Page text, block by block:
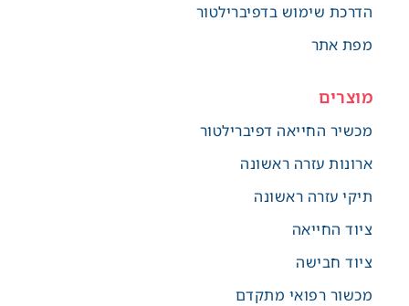
הדרכת שימוש בדפיברילטור
מפת אתר
מוצרים
מכשיר החייאה דפיברילטור
ארונות עזרה ראשונה
תיקי עזרה ראשונה
ציוד החייאה
ציוד חבישה
מכשור רפואי מתקדם